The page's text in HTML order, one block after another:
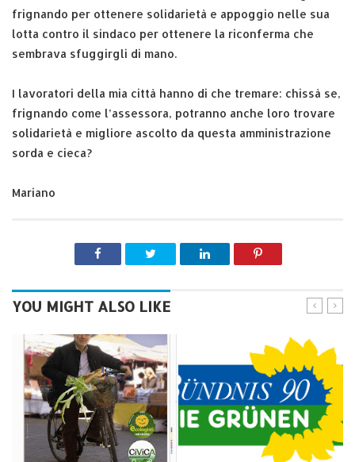
frignando per ottenere solidarietà e appoggio nelle sua
lotta contro il sindaco per ottenere la riconferma che
sembrava sfuggirgli di mano.
I lavoratori della mia città hanno di che tremare: chissà se,
frignando come l’assessora, potranno anche loro trovare
solidarietà e migliore ascolto da questa amministrazione
sorda e cieca?
Mariano
YOU MIGHT ALSO LIKE